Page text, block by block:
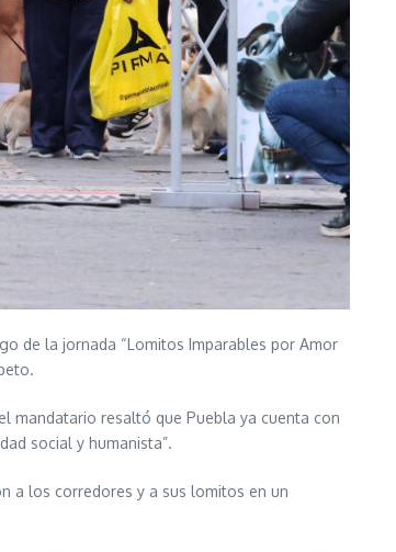
de la jornada “Lomitos Imparables por Amor
mandatario resaltó que Puebla ya cuenta con
social y humanista”.
a los corredores y a sus lomitos en un